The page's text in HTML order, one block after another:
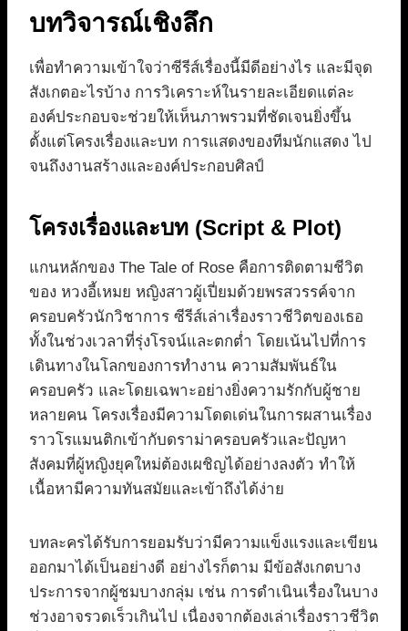
บทวิจารณ์เชิงลึก
เพื่อทำความเข้าใจว่าซีรีส์เรื่องนี้มีดีอย่างไร และมีจุด
สังเกตอะไรบ้าง การวิเคราะห์ในรายละเอียดแต่ละ
องค์ประกอบจะช่วยให้เห็นภาพรวมที่ชัดเจนยิ่งขึ้น
ตั้งแต่โครงเรื่องและบท การแสดงของทีมนักแสดง ไป
จนถึงงานสร้างและองค์ประกอบศิลป์
โครงเรื่องและบท (Script & Plot)
แกนหลักของ The Tale of Rose คือการติดตามชีวิต
ของ หวงอี้เหมย หญิงสาวผู้เปี่ยมด้วยพรสวรรค์จาก
ครอบครัวนักวิชาการ ซีรีส์เล่าเรื่องราวชีวิตของเธอ
ทั้งในช่วงเวลาที่รุ่งโรจน์และตกต่ำ โดยเน้นไปที่การ
เดินทางในโลกของการทำงาน ความสัมพันธ์ใน
ครอบครัว และโดยเฉพาะอย่างยิ่งความรักกับผู้ชาย
หลายคน โครงเรื่องมีความโดดเด่นในการผสานเรื่อง
ราวโรแมนติกเข้ากับดราม่าครอบครัวและปัญหา
สังคมที่ผู้หญิงยุคใหม่ต้องเผชิญได้อย่างลงตัว ทำให้
เนื้อหามีความทันสมัยและเข้าถึงได้ง่าย
บทละครได้รับการยอมรับว่ามีความแข็งแรงและเขียน
ออกมาได้เป็นอย่างดี อย่างไรก็ตาม มีข้อสังเกตบาง
ประการจากผู้ชมบางกลุ่ม เช่น การดำเนินเรื่องในบาง
ช่วงอาจรวดเร็วเกินไป เนื่องจากต้องเล่าเรื่องราวชีวิต